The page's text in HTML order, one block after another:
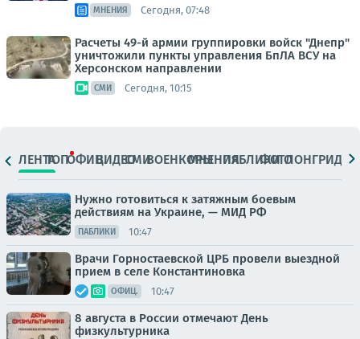
МНЕНИЯ Сегодня, 07:48
Расчеты 49-й армии группировки войск "Днепр"
уничтожили пункты управления БпЛА ВСУ на
Херсонском направлении
СМИ Сегодня, 10:15
ЛЕНТАТОПОФИЦ.ВИДЕОСМИВОЕНКОРЫМНЕНИЯПАБЛИКИ
ФОТОЛОНГРИДЫ
Нужно готовиться к затяжным боевым
действиям на Украине, — МИД РФ
ПАБЛИКИ 10:47
Врачи Горностаевской ЦРБ провели выездной
прием в селе Константиновка
ОФИЦ. 10:47
8 августа в России отмечают День
физкультурника